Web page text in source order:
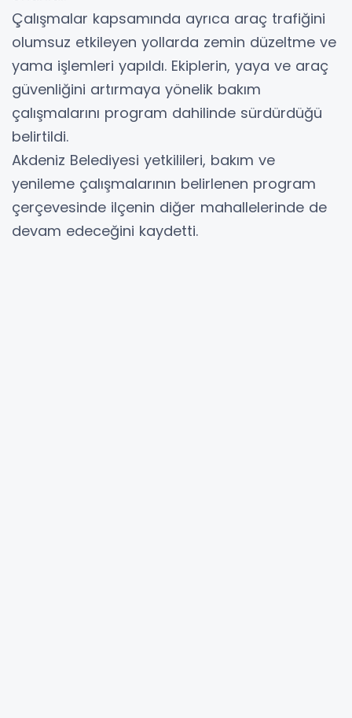
Çalışmalar kapsamında ayrıca araç trafiğini
olumsuz etkileyen yollarda zemin düzeltme ve
yama işlemleri yapıldı. Ekiplerin, yaya ve araç
güvenliğini artırmaya yönelik bakım
çalışmalarını program dahilinde sürdürdüğü
belirtildi.
Akdeniz Belediyesi yetkilileri, bakım ve
yenileme çalışmalarının belirlenen program
çerçevesinde ilçenin diğer mahallelerinde de
devam edeceğini kaydetti.